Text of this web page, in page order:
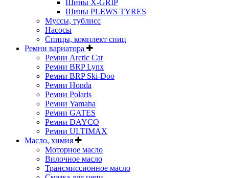
Шины X-GRIP
Шины PLEWS TYRES
Муссы, тублисс
Насосы
Спицы, комплект спиц
Ремни вариатора
Ремни Arctic Cat
Ремни BRP Lynx
Ремни BRP Ski-Doo
Ремни Honda
Ремни Polaris
Ремни Yamaha
Ремни GATES
Ремни DAYCO
Ремни ULTIMAX
Масло, химия
Моторное масло
Вилочное масло
Трансмиссионное масло